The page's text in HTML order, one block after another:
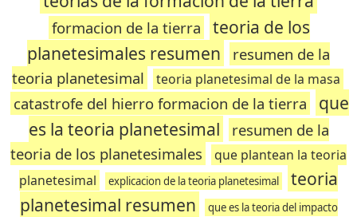
formacion de la tierra
teoria de los
planetesimales resumen
resumen de la
teoria planetesimal
teoria planetesimal de la masa
catastrofe del hierro formacion de la tierra
que
es la teoria planetesimal
resumen de la
teoria de los planetesimales
que plantean la teoria
planetesimal
explicacion de la teoria planetesimal
teoria
planetesimal resumen
que es la teoria del impacto